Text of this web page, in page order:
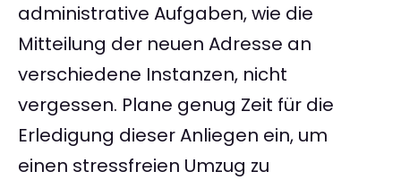
administrative Aufgaben, wie die
Mitteilung der neuen Adresse an
verschiedene Instanzen, nicht
vergessen. Plane genug Zeit für die
Erledigung dieser Anliegen ein, um
einen stressfreien Umzug zu